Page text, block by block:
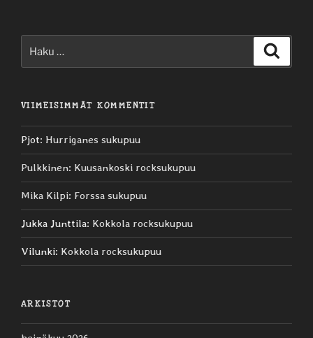
VIIMEISIMMÄT KOMMENTIT
Pjot: Hurriganes sukupuu
Pulkkinen: Kuusankoski rocksukupuu
Mika Kilpi: Forssa sukupuu
Jukka Junttila: Kokkola rocksukupuu
Vilunki: Kokkola rocksukupuu
ARKISTOT